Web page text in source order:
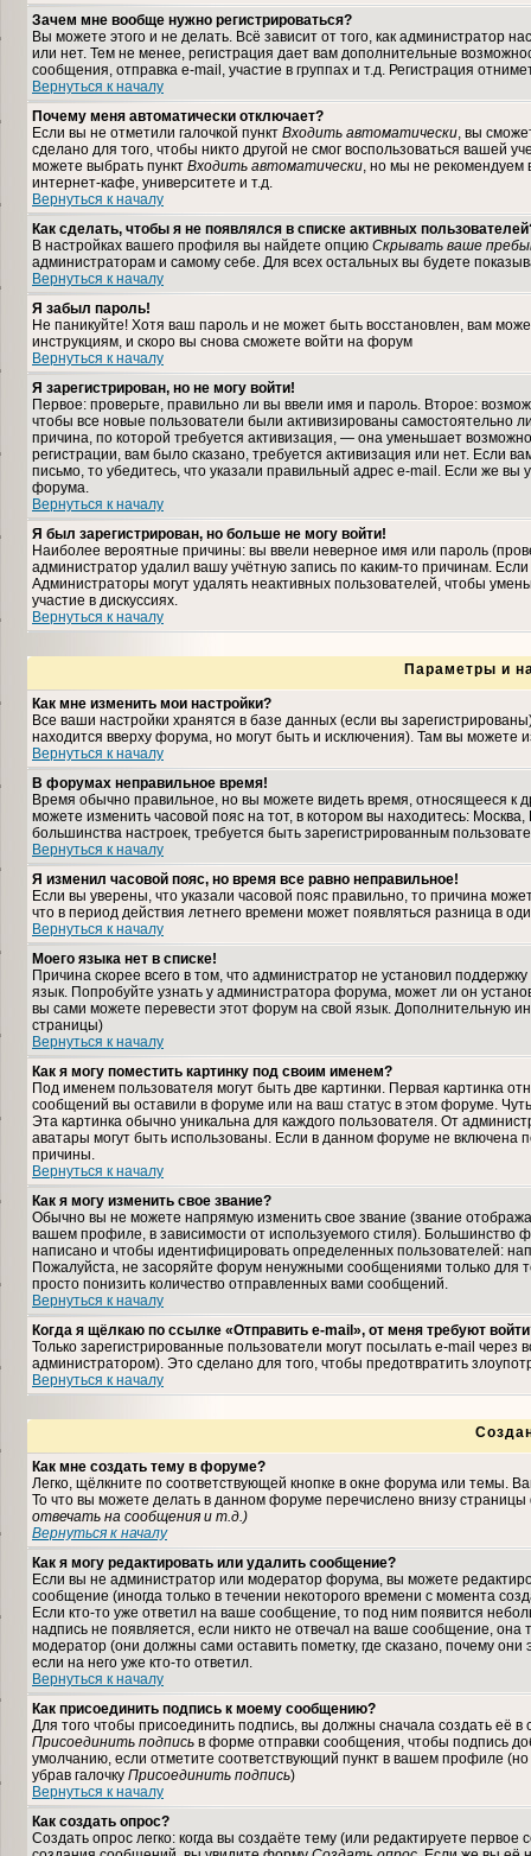
Зачем мне вообще нужно регистрироваться?
Вы можете этого и не делать. Всё зависит от того, как
или нет. Тем не менее, регистрация дает вам дополнительные
сообщения, отправка e-mail, участие в группах и т.д. Регистрация
Вернуться к началу
Почему меня автоматически отключает?
Если вы не отметили галочкой пункт Входить автоматически, вы
сделано для того, чтобы никто другой не смог воспользоваться вашей
можете выбрать пункт Входить автоматически, но мы не рекомендуем
интернет-кафе, университете и т.д.
Вернуться к началу
Как сделать, чтобы я не появлялся в списке активных
В настройках вашего профиля вы найдете опцию Скрывать ваше
администраторам и самому себе. Для всех остальных вы будете
Вернуться к началу
Я забыл пароль!
Не паникуйте! Хотя ваш пароль и не может быть восстановлен, вам
инструкциям, и скоро вы снова сможете войти на форум
Вернуться к началу
Я зарегистрирован, но не могу войти!
Первое: проверьте, правильно ли вы ввели имя и пароль. Второе:
чтобы все новые пользователи были активизированы самостоятельно
причина, по которой требуется активизация, — она уменьшает
регистрации, вам было сказано, требуется активизация или нет. Если
письмо, то убедитесь, что указали правильный адрес e-mail. Если же
форума.
Вернуться к началу
Я был зарегистрирован, но больше не могу войти!
Наиболее вероятные причины: вы ввели неверное имя или пароль
администратор удалил вашу учётную запись по каким-то причинам.
Администраторы могут удалять неактивных пользователей, чтобы
участие в дискуссиях.
Вернуться к началу
Параметры и
Как мне изменить мои настройки?
Все ваши настройки хранятся в базе данных (если вы
находится вверху форума, но могут быть и исключения). Там вы можете
Вернуться к началу
В форумах неправильное время!
Время обычно правильное, но вы можете видеть время, относящееся к
можете изменить часовой пояс на тот, в котором вы находитесь:
большинства настроек, требуется быть зарегистрированным
Вернуться к началу
Я изменил часовой пояс, но время все равно неправильное!
Если вы уверены, что указали часовой пояс правильно, то причина
что в период действия летнего времени может появляться разница в
Вернуться к началу
Моего языка нет в списке!
Причина скорее всего в том, что администратор не установил
язык. Попробуйте узнать у администратора форума, может ли он
вы сами можете перевести этот форум на свой язык. Дополнительную
страницы)
Вернуться к началу
Как я могу поместить картинку под своим именем?
Под именем пользователя могут быть две картинки. Первая картинка
сообщений вы оставили в форуме или на ваш статус в этом форуме.
Эта картинка обычно уникальна для каждого пользователя. От
аватары могут быть использованы. Если в данном форуме не включена
причины.
Вернуться к началу
Как я могу изменить свое звание?
Обычно вы не можете напрямую изменить свое звание (звание
вашем профиле, в зависимости от используемого стиля). Большинство
написано и чтобы идентифицировать определенных пользователей:
Пожалуйста, не засоряйте форум ненужными сообщениями только для
просто понизить количество отправленных вами сообщений.
Вернуться к началу
Когда я щёлкаю по ссылке «Отправить e-mail», от меня требуют
Только зарегистрированные пользователи могут посылать e-mail
администратором). Это сделано для того, чтобы предотвратить
Вернуться к началу
Как мне создать тему в форуме?
Легко, щёлкните по соответствующей кнопке в окне форума или темы.
То что вы можете делать в данном форуме перечислено внизу
отвечать на сообщения и т.д.)
Вернуться к началу
Как я могу редактировать или удалить сообщение?
Если вы не администратор или модератор форума, вы можете
сообщение (иногда только в течении некоторого времени с момента
Если кто-то уже ответил на ваше сообщение, то под ним появится
надпись не появляется, если никто не отвечал на ваше сообщение,
модератор (они должны сами оставить пометку, где сказано, почему
если на него уже кто-то ответил.
Вернуться к началу
Как присоединить подпись к моему сообщению?
Для того чтобы присоединить подпись, вы должны сначала создать её
Присоединить подпись в форме отправки сообщения, чтобы подпись
умолчанию, если отметите соответствующий пункт в вашем профиле
убрав галочку Присоединить подпись)
Вернуться к началу
Как создать опрос?
Создать опрос легко: когда вы создаёте тему (или редактируете